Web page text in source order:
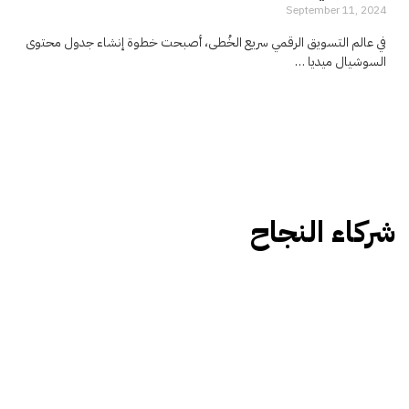
September 11, 2024
في عالم التسويق الرقمي سريع الخُطى، أصبحت خطوة إنشاء جدول محتوى
السوشيال ميديا …
شركاء النجاح